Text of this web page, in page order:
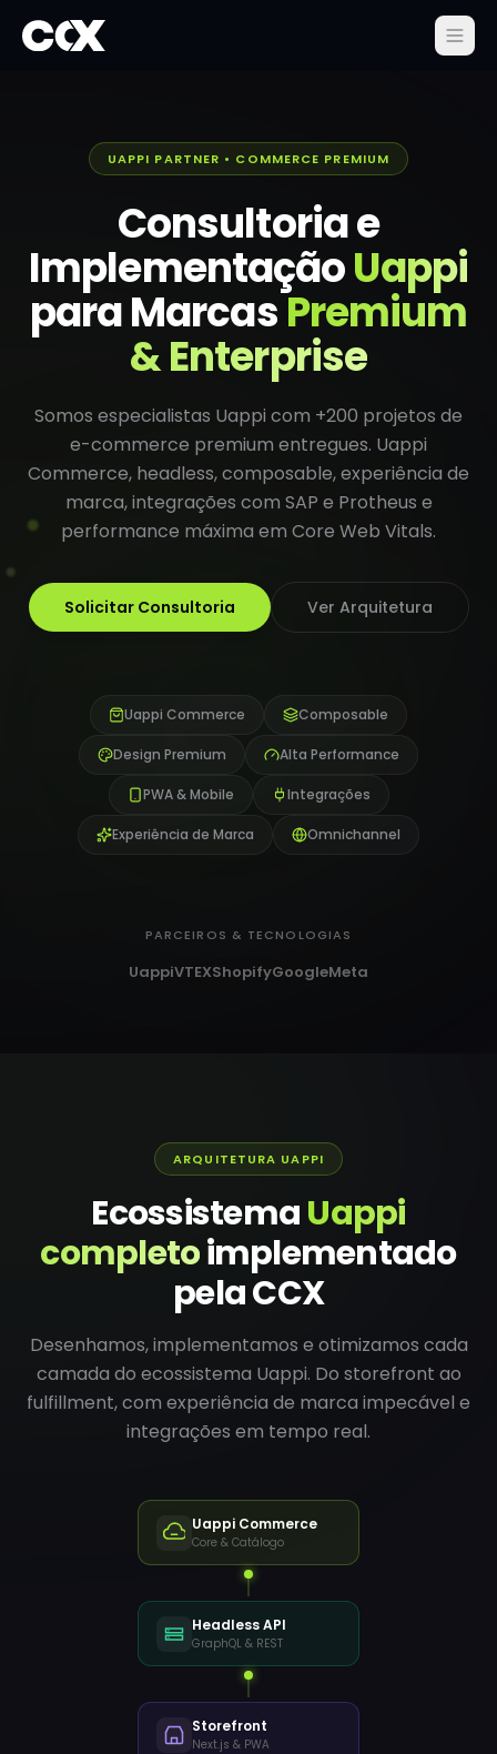
UAPPI PARTNER • COMMERCE PREMIUM
Consultoria e
ImplementaçãoUappi
para MarcasPremium
& Enterprise
Somos especialistas Uappi com +200 projetos de
e-commerce premium entregues. Uappi
Commerce, headless, composable, experiência de
marca, integrações com SAP e Protheus e
performance máxima em Core Web Vitals.
Solicitar Consultoria Ver Arquitetura
Uappi Commerce Composable
Design Premium Alta Performance
PWA & Mobile Integrações
Experiência de Marca Omnichannel
PARCEIROS & TECNOLOGIAS
UappiVTEXShopifyGoogleMeta
ARQUITETURA UAPPI
EcossistemaUappi
completoimplementado
pela CCX
Desenhamos, implementamos e otimizamos cada
camada do ecossistema Uappi. Do storefront ao
fulfillment, com experiência de marca impecável e
integrações em tempo real.
Uappi Commerce
Core & Catálogo
Headless API
GraphQL & REST
Storefront
Next.js & PWA